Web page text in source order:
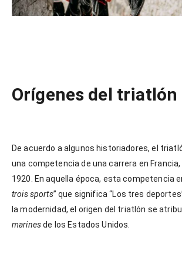
Orígenes del triatlón
De acuerdo a algunos historiadores, el
una competencia de una carrera en Francia,
1920. En aquella época, esta competencia
trois sports” que significa “Los tres
la modernidad, el origen del triatlón se
marinesde los Estados Unidos.